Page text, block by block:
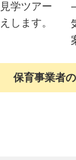
学ツアー
します。
保育事業者